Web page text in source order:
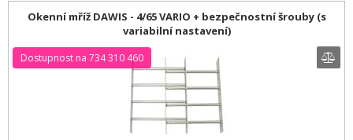
Okenní mříž DAWIS - 4/65 VARIO + bezpečnostní šrouby (s
variabilní nastavení)
Dostupnost na 734 310 460